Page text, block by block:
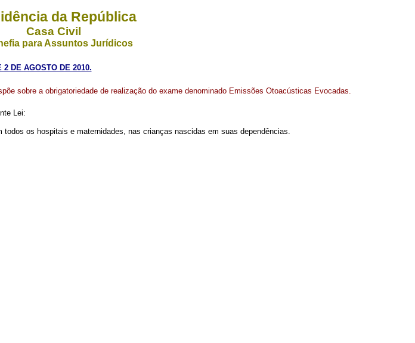
da República
Casa Civil
para Assuntos Jurídicos
2 DE AGOSTO DE 2010.
sobre a obrigatoriedade de realização do exame denominado Emissões Otoacústicas Evocadas.
Lei:
os hospitais e maternidades, nas crianças nascidas em suas dependências.